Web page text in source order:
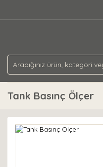
Tank Basınç Ölçer